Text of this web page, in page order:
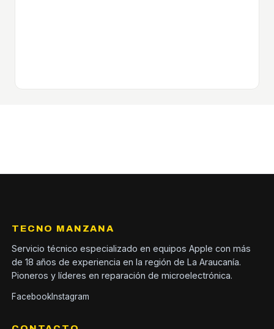
TECNO MANZANA
Servicio técnico especializado en equipos Apple con más
de 18 años de experiencia en la región de La Araucanía.
Pioneros y líderes en reparación de microelectrónica.
FacebookInstagram